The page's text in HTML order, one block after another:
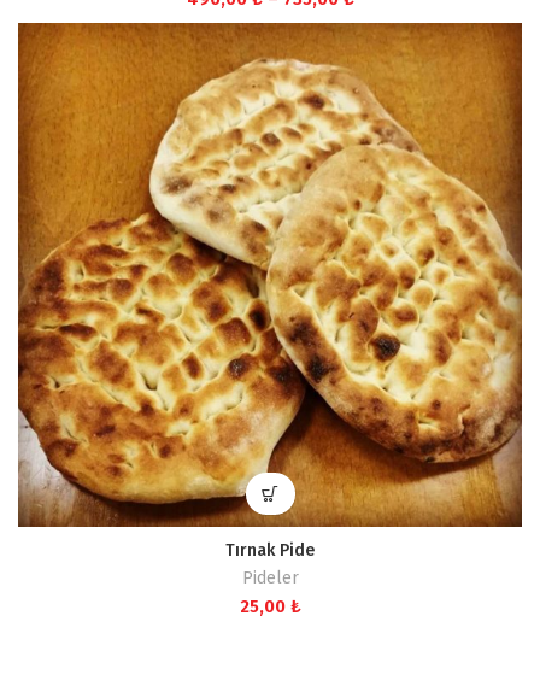
aralığı:
490,00 ₺
-
735,00 ₺
Tırnak Pide
Pideler
25,00 ₺